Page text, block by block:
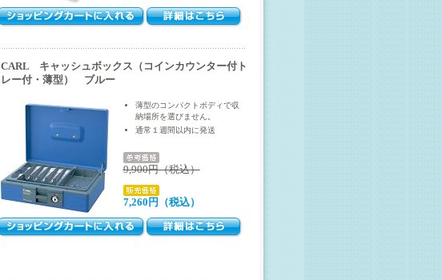
CARL キャッシュボックス（コインカウンター付ト
レー付・薄型） ブルー
薄型のコンパクトボディで収
納場所を選びません。
通常１週間以内に発送
9,900円（税込）
7,260円（税込）